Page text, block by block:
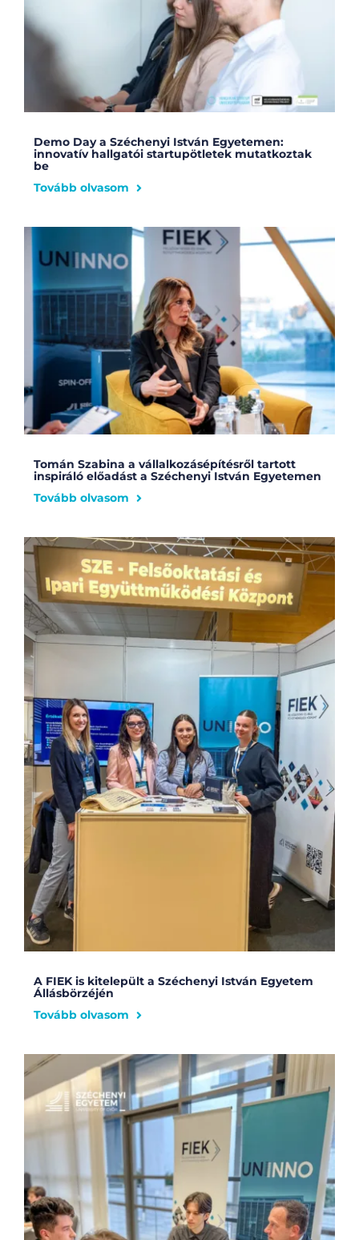
Demo Day a Széchenyi István Egyetemen:
innovatív hallgatói startupötletek mutatkoztak
be
Tovább olvasom
Tomán Szabina a vállalkozásépítésről tartott
inspiráló előadást a Széchenyi István Egyetemen
Tovább olvasom
A FIEK is kitelepült a Széchenyi István Egyetem
Állásbörzéjén
Tovább olvasom